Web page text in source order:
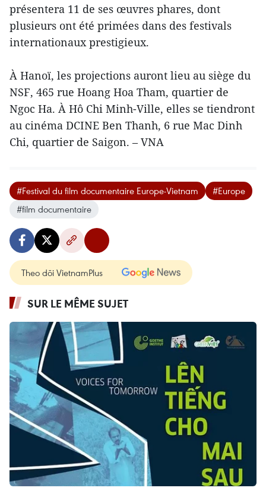
présentera 11 de ses œuvres phares, dont
plusieurs ont été primées dans des festivals
internationaux prestigieux.
À Hanoï, les projections auront lieu au siège du
NSF, 465 rue Hoang Hoa Tham, quartier de
Ngoc Ha. À Hô Chi Minh-Ville, elles se tiendront
au cinéma DCINE Ben Thanh, 6 rue Mac Dinh
Chi, quartier de Saigon. – VNA
#Festival du film documentaire Europe-Vietnam
#Europe
#film documentaire
Theo dõi VietnamPlus
SUR LE MÊME SUJET